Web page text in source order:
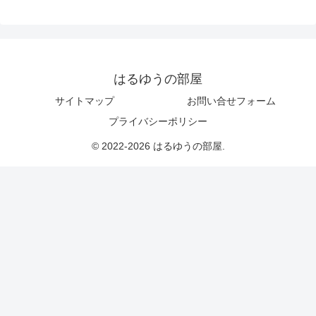
はるゆうの部屋
サイトマップ
お問い合せフォーム
プライバシーポリシー
© 2022-2026 はるゆうの部屋.